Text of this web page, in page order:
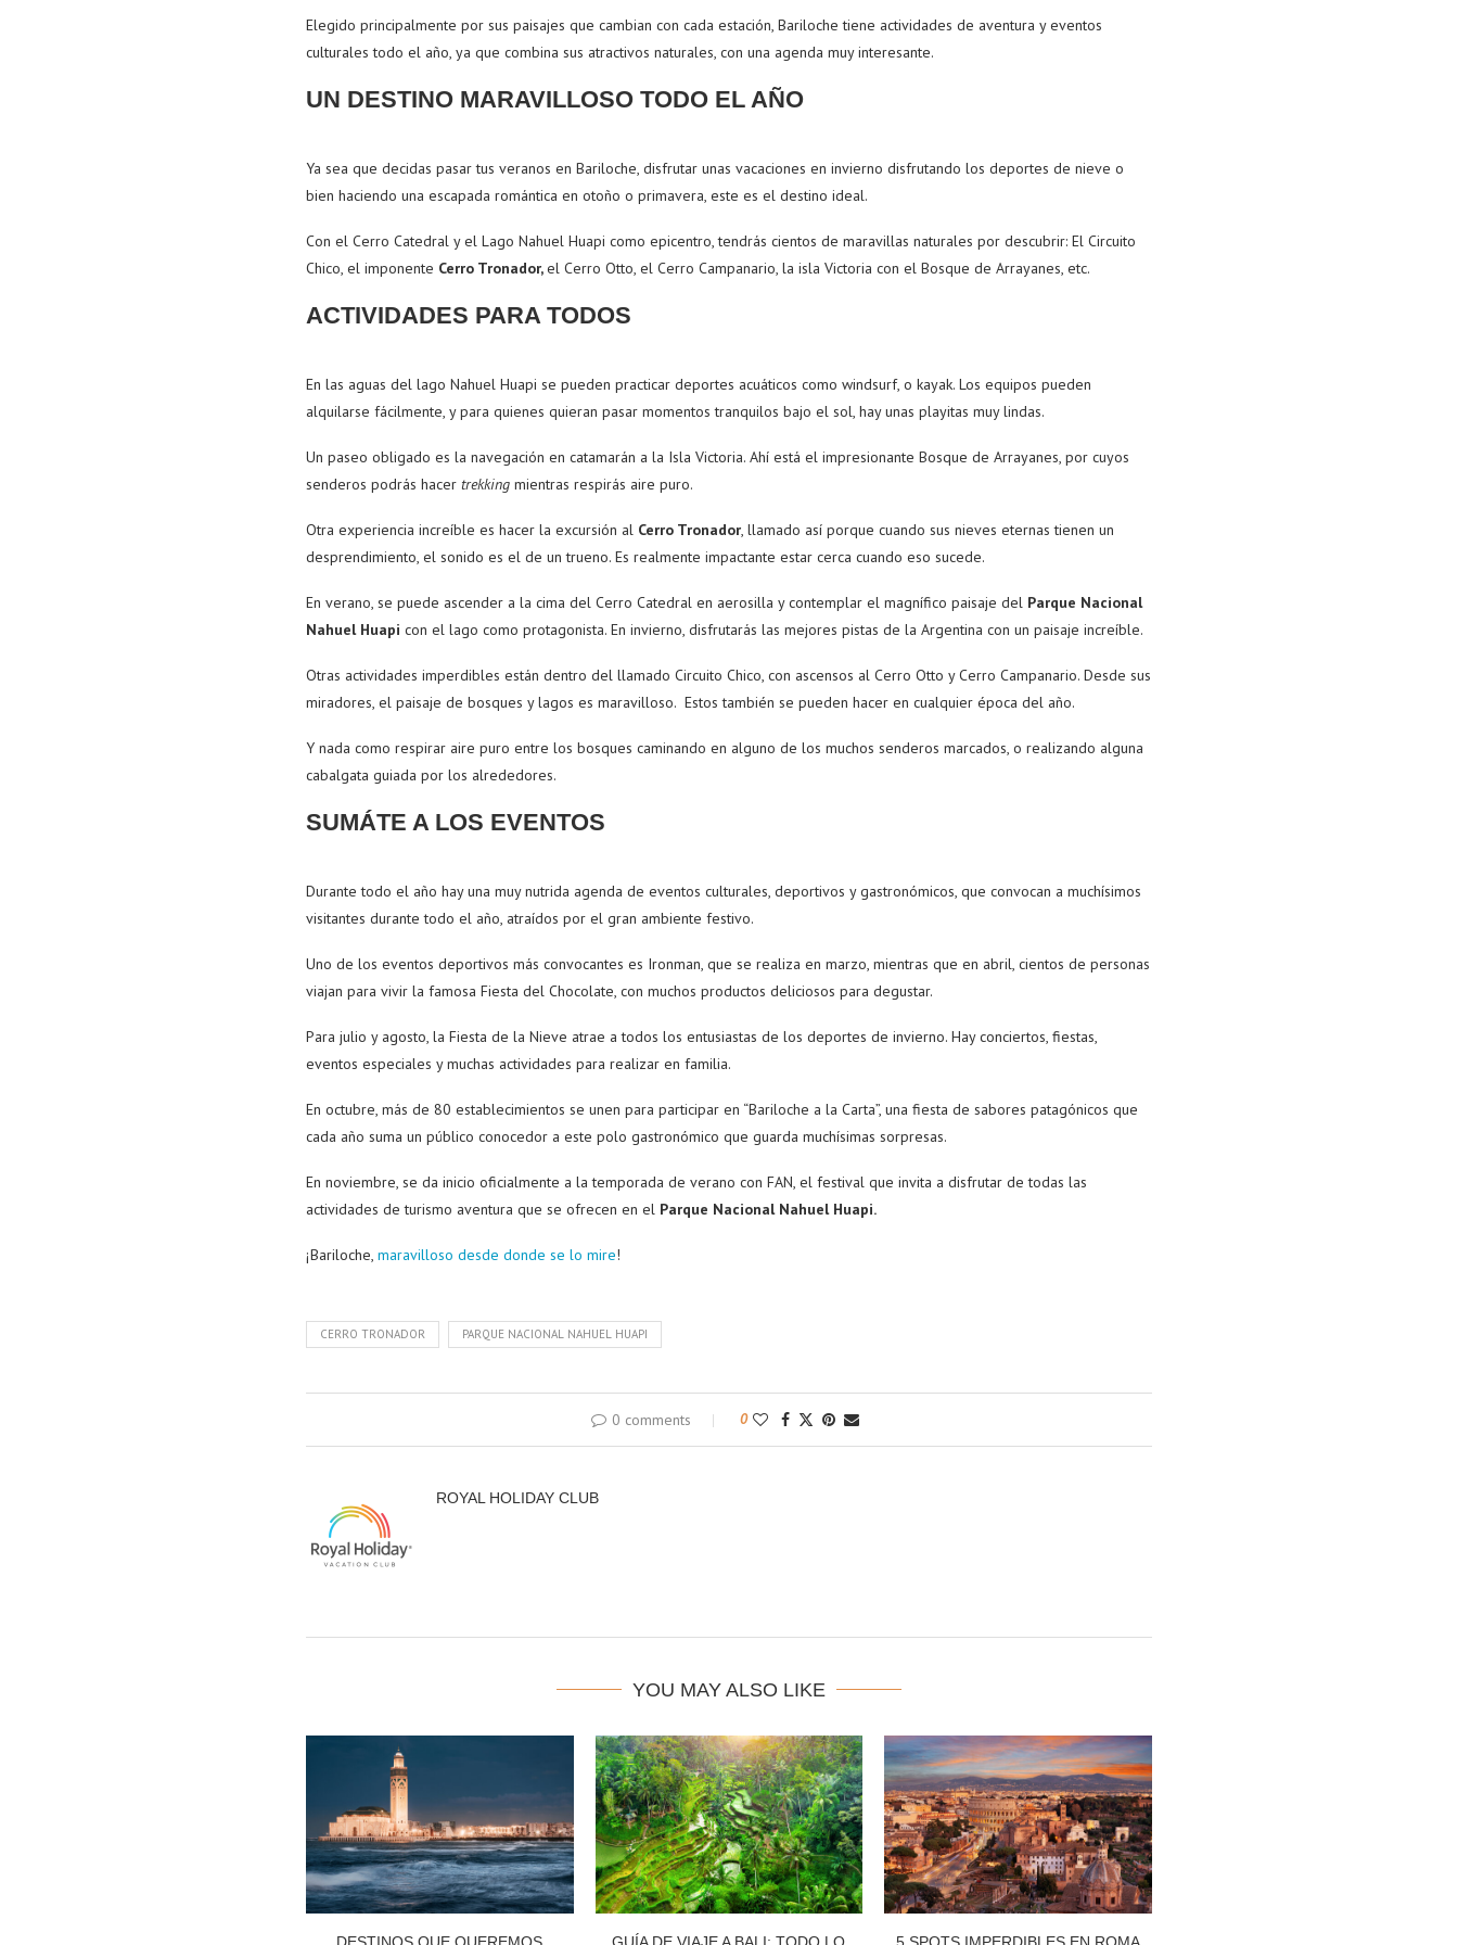
Elegido principalmente por sus paisajes que cambian con cada estación, Bariloche tiene actividades de aventura y eventos
culturales todo el año, ya que combina sus atractivos naturales, con una agenda muy interesante.
UN DESTINO MARAVILLOSO TODO EL AÑO
Ya sea que decidas pasar tus veranos en Bariloche, disfrutar unas vacaciones en invierno disfrutando los deportes de nieve o
bien haciendo una escapada romántica en otoño o primavera, este es el destino ideal.
Con el Cerro Catedral y el Lago Nahuel Huapi como epicentro, tendrás cientos de maravillas naturales por descubrir: El Circuito
Chico, el imponente Cerro Tronador,el Cerro Otto, el Cerro Campanario, la isla Victoria con el Bosque de Arrayanes, etc.
ACTIVIDADES PARA TODOS
En las aguas del lago Nahuel Huapi se pueden practicar deportes acuáticos como windsurf, o kayak. Los equipos pueden
alquilarse fácilmente, y para quienes quieran pasar momentos tranquilos bajo el sol, hay unas playitas muy lindas.
Un paseo obligado es la navegación en catamarán a la Isla Victoria. Ahí está el impresionante Bosque de Arrayanes, por cuyos
senderos podrás hacer trekking mientras respirás aire puro.
Otra experiencia increíble es hacer la excursión al Cerro Tronador, llamado así porque cuando sus nieves eternas tienen un
desprendimiento, el sonido es el de un trueno. Es realmente impactante estar cerca cuando eso sucede.
En verano, se puede ascender a la cima del Cerro Catedral en aerosilla y contemplar el magnífico paisaje del Parque Nacional
Nahuel Huapi con el lago como protagonista. En invierno, disfrutarás las mejores pistas de la Argentina con un paisaje increíble.
Otras actividades imperdibles están dentro del llamado Circuito Chico, con ascensos al Cerro Otto y Cerro Campanario. Desde sus
miradores, el paisaje de bosques y lagos es maravilloso. Estos también se pueden hacer en cualquier época del año.
Y nada como respirar aire puro entre los bosques caminando en alguno de los muchos senderos marcados, o realizando alguna
cabalgata guiada por los alrededores.
SUMÁTE A LOS EVENTOS
Durante todo el año hay una muy nutrida agenda de eventos culturales, deportivos y gastronómicos, que convocan a muchísimos
visitantes durante todo el año, atraídos por el gran ambiente festivo.
Uno de los eventos deportivos más convocantes es Ironman, que se realiza en marzo, mientras que en abril, cientos de personas
viajan para vivir la famosa Fiesta del Chocolate, con muchos productos deliciosos para degustar.
Para julio y agosto, la Fiesta de la Nieve atrae a todos los entusiastas de los deportes de invierno. Hay conciertos, fiestas,
eventos especiales y muchas actividades para realizar en familia.
En octubre, más de 80 establecimientos se unen para participar en “Bariloche a la Carta”, una fiesta de sabores patagónicos que
cada año suma un público conocedor a este polo gastronómico que guarda muchísimas sorpresas.
En noviembre, se da inicio oficialmente a la temporada de verano con FAN, el festival que invita a disfrutar de todas las
actividades de turismo aventura que se ofrecen en el Parque Nacional Nahuel Huapi.
¡Bariloche, maravilloso desde donde se lo mire!
CERRO TRONADOR PARQUE NACIONAL NAHUEL HUAPI
0 comments 0
ROYAL HOLIDAY CLUB
YOU MAY ALSO LIKE